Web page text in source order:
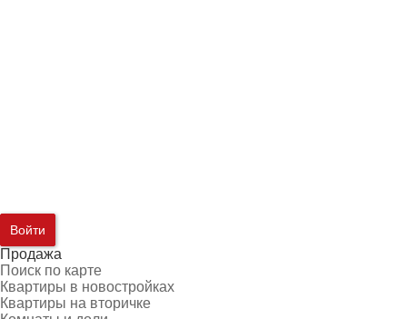
Войти
Продажа
Поиск по карте
Квартиры в новостройках
Квартиры на вторичке